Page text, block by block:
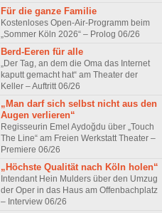
Für die ganze Familie
Kostenloses Open-Air-Programm beim
„Sommer Köln 2026“ – Prolog 06/26
Berd-Eeren für alle
„Der Tag, an dem die Oma das Internet
kaputt gemacht hat“ am Theater der
Keller – Auftritt 06/26
„Man darf sich selbst nicht aus den
Augen verlieren“
Regisseurin Emel Aydoğdu über „Touch
The Line“ am Freien Werkstatt Theater –
Premiere 06/26
„Höchste Qualität nach Köln holen“
Intendant Hein Mulders über den Umzug
der Oper in das Haus am Offenbachplatz
– Interview 06/26